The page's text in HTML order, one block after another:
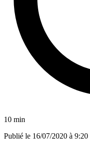
10 min
Publié le 16/07/2020 à 9:20